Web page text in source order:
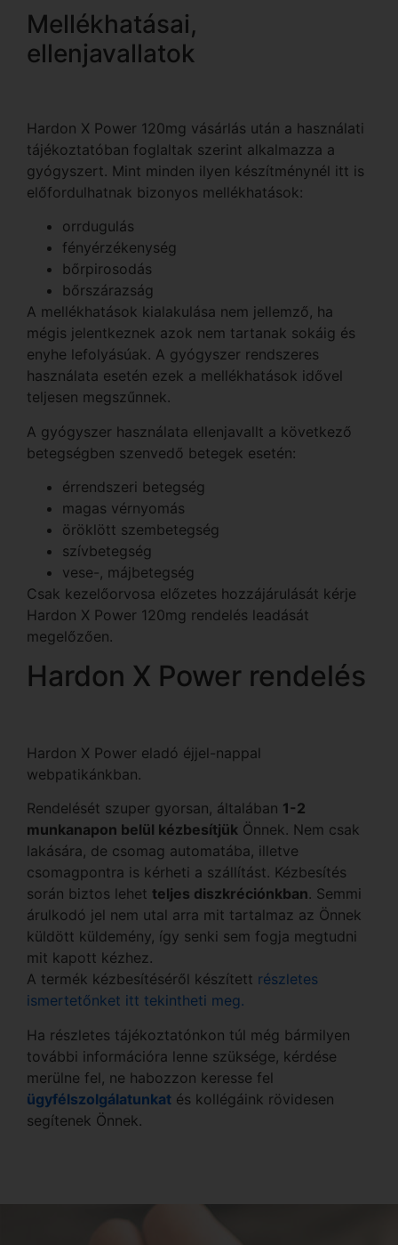
Mellékhatásai,
ellenjavallatok
Hardon X Power 120mg vásárlás után a használati
tájékoztatóban foglaltak szerint alkalmazza a
gyógyszert. Mint minden ilyen készítménynél itt is
előfordulhatnak bizonyos mellékhatások:
orrdugulás
fényérzékenység
bőrpirosodás
bőrszárazság
A mellékhatások kialakulása nem jellemző, ha
mégis jelentkeznek azok nem tartanak sokáig és
enyhe lefolyásúak. A gyógyszer rendszeres
használata esetén ezek a mellékhatások idővel
teljesen megszűnnek.
A gyógyszer használata ellenjavallt a következő
betegségben szenvedő betegek esetén:
érrendszeri betegség
magas vérnyomás
öröklött szembetegség
szívbetegség
vese-, májbetegség
Csak kezelőorvosa előzetes hozzájárulását kérje
Hardon X Power 120mg rendelés leadását
megelőzően.
Hardon X Power rendelés
Hardon X Power eladó éjjel-nappal
webpatikánkban.
Rendelését szuper gyorsan, általában 1-2
munkanapon belül kézbesítjük Önnek. Nem csak
lakására, de csomag automatába, illetve
csomagpontra is kérheti a szállítást. Kézbesítés
során biztos lehet teljes diszkréciónkban. Semmi
árulkodó jel nem utal arra mit tartalmaz az Önnek
küldött küldemény, így senki sem fogja megtudni
mit kapott kézhez.
A termék kézbesítéséről készített részletes
ismertetőnket itt tekintheti meg.
Ha részletes tájékoztatónkon túl még bármilyen
további információra lenne szüksége, kérdése
merülne fel, ne habozzon keresse fel
ügyfélszolgálatunkat és kollégáink rövidesen
segítenek Önnek.